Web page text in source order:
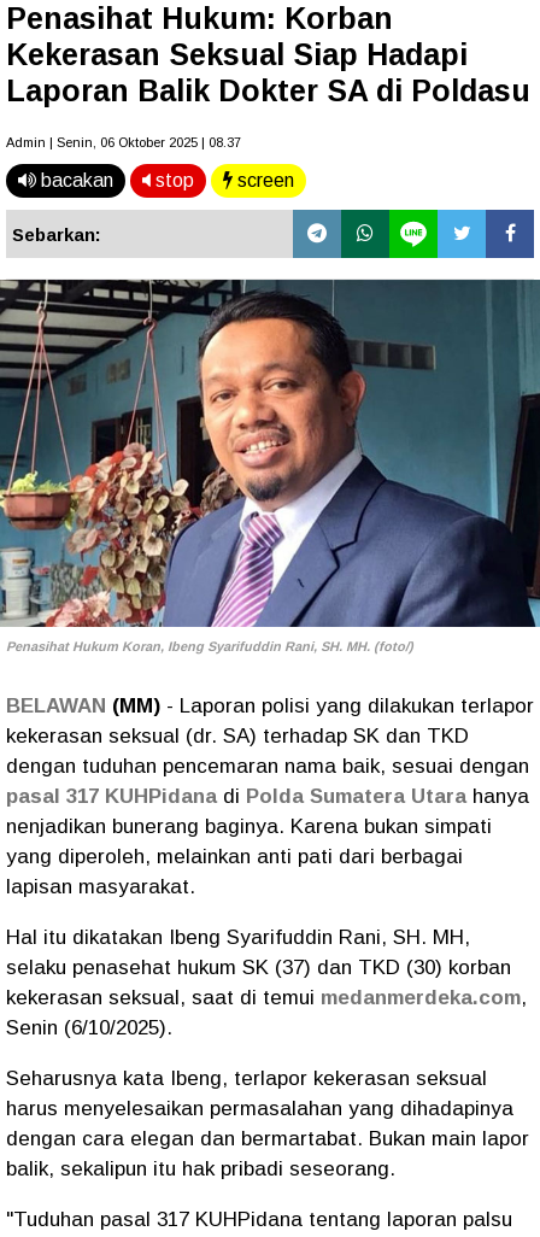
Penasihat Hukum: Korban
Kekerasan Seksual Siap Hadapi
Laporan Balik Dokter SA di Poldasu
Admin | Senin, 06 Oktober 2025 | 08.37
bacakan stop screen
Sebarkan:
Penasihat Hukum Koran, Ibeng Syarifuddin Rani, SH. MH. (foto/)
BELAWAN (MM) - Laporan polisi yang dilakukan terlapor
kekerasan seksual (dr. SA) terhadap SK dan TKD
dengan tuduhan pencemaran nama baik, sesuai dengan
pasal 317 KUHPidanadi Polda Sumatera Utarahanya
nenjadikan bunerang baginya. Karena bukan simpati
yang diperoleh, melainkan anti pati dari berbagai
lapisan masyarakat.
Hal itu dikatakan Ibeng Syarifuddin Rani, SH. MH,
selaku penasehat hukum SK (37) dan TKD (30) korban
kekerasan seksual, saat di temui medanmerdeka.com,
Senin (6/10/2025).
Seharusnya kata Ibeng, terlapor kekerasan seksual
harus menyelesaikan permasalahan yang dihadapinya
dengan cara elegan dan bermartabat. Bukan main lapor
balik, sekalipun itu hak pribadi seseorang.
"Tuduhan pasal 317 KUHPidana tentang laporan palsu